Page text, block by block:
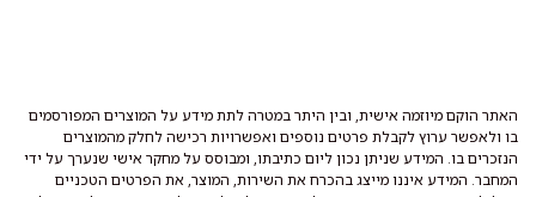
האתר הוקם מיוזמה אישית, ובין היתר במטרה לתת מידע על המוצרים המפורסמים
בו ולאפשר ערוץ לקבלת פרטים נוספים ואפשרויות רכישה לחלק מהמוצרים
הנזכרים בו. המידע שניתן נכון ליום כתיבתו, ומבוסס על מחקר אישי שנערך על ידי
המחבר. המידע איננו מייצג בהכרח את השירות, המוצר, את הפרטים הטכניים